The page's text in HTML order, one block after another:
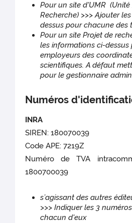
Pour un site d'UMR (Unité
Recherche) >>> Ajouter
dessus pour chacune des
Pour un site Projet de
les informations ci-dessus
employeurs des
scientifiques. A défaut
pour le gestionnaire
Numéros
INRA
SIREN: 180070039
Code APE: 7219Z
Numéro de TVA
1800700039
s’agissant des autres
>>> Indiquer les 3
chacun d'eux